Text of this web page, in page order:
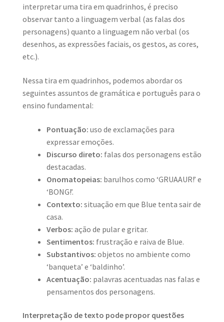
interpretar uma tira em quadrinhos, é preciso
observar tanto a linguagem verbal (as falas dos
personagens) quanto a linguagem não verbal (os
desenhos, as expressões faciais, os gestos, as cores,
etc.).
Nessa tira em quadrinhos, podemos abordar os
seguintes assuntos de gramática e português para o
ensino fundamental:
Pontuação: uso de exclamações para
expressar emoções.
Discurso direto: falas dos personagens estão
destacadas.
Onomatopeias: barulhos como ‘GRUAAUR!’ e
‘BONG!’.
Contexto: situação em que Blue tenta sair de
casa.
Verbos: ação de pular e gritar.
Sentimentos: frustração e raiva de Blue.
Substantivos: objetos no ambiente como
‘banqueta’ e ‘baldinho’.
Acentuação: palavras acentuadas nas falas e
pensamentos dos personagens.
Interpretação de texto pode propor questões